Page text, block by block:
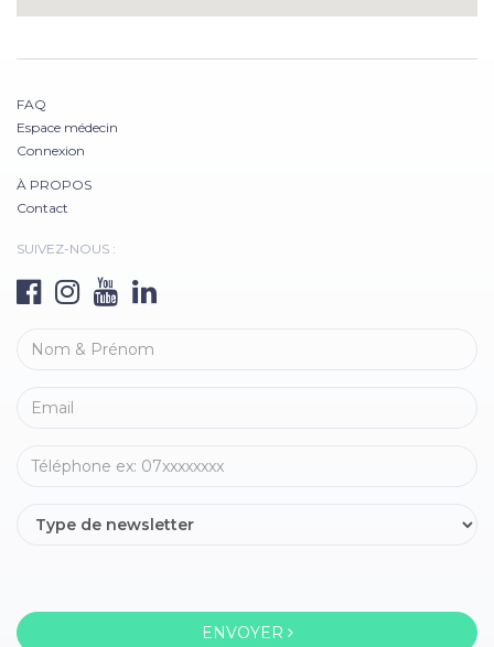
FAQ
Espace médecin
Connexion
À PROPOS
Contact
SUIVEZ-NOUS :
ENVOYER